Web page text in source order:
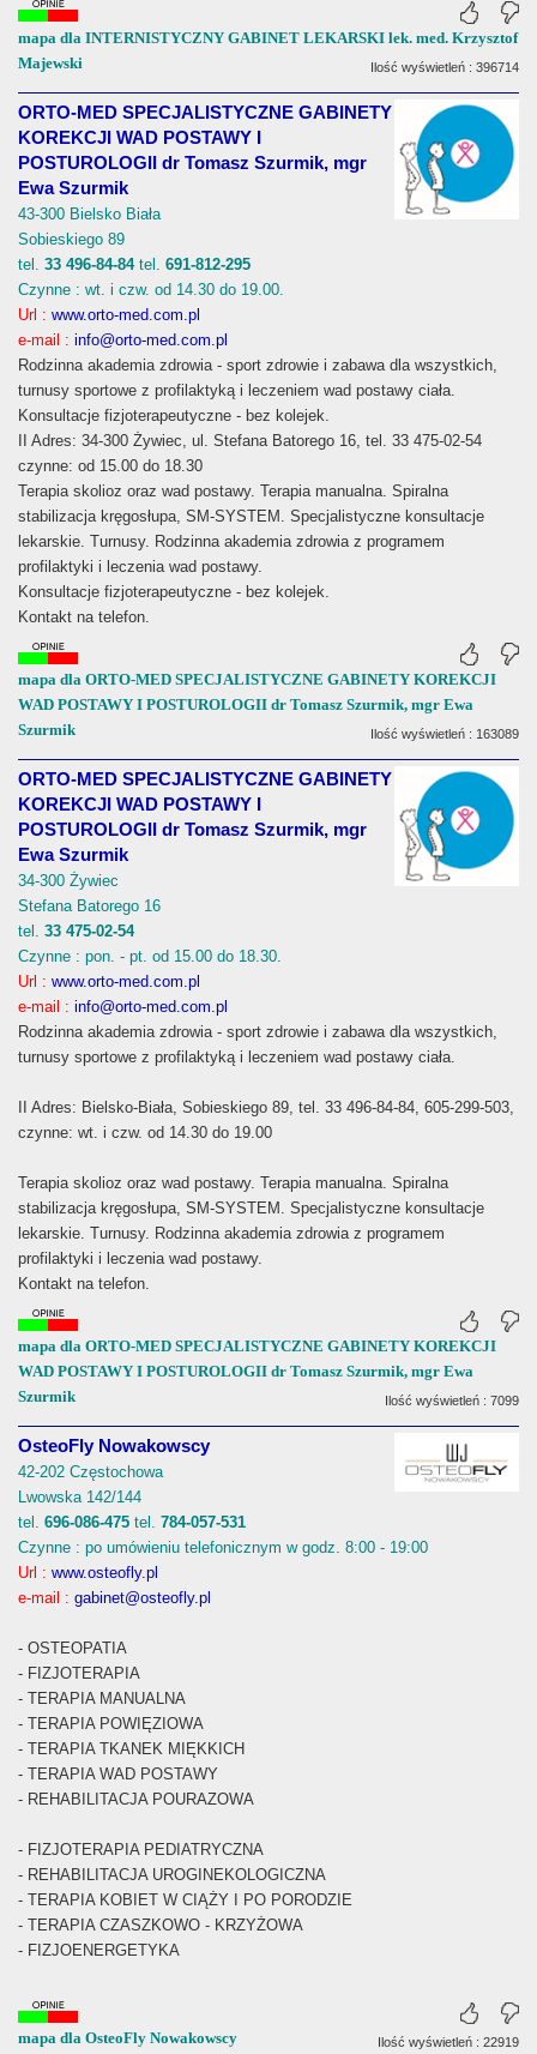
mapa dla INTERNISTYCZNY GABINET LEKARSKI lek. med. Krzysztof
Majewski
Ilość wyświetleń : 396714
ORTO-MED SPECJALISTYCZNE GABINETY
KOREKCJI WAD POSTAWY I
POSTUROLOGII dr Tomasz Szurmik, mgr
Ewa Szurmik
43-300 Bielsko Biała
Sobieskiego 89
tel. 33 496-84-84 tel. 691-812-295
Czynne : wt. i czw. od 14.30 do 19.00.
Url : www.orto-med.com.pl
e-mail : info@orto-med.com.pl
Rodzinna akademia zdrowia - sport zdrowie i zabawa dla wszystkich,
turnusy sportowe z profilaktyką i leczeniem wad postawy ciała.
Konsultacje fizjoterapeutyczne - bez kolejek.
II Adres: 34-300 Żywiec, ul. Stefana Batorego 16, tel. 33 475-02-54
czynne: od 15.00 do 18.30
Terapia skolioz oraz wad postawy. Terapia manualna. Spiralna
stabilizacja kręgosłupa, SM-SYSTEM. Specjalistyczne konsultacje
lekarskie. Turnusy. Rodzinna akademia zdrowia z programem
profilaktyki i leczenia wad postawy.
Konsultacje fizjoterapeutyczne - bez kolejek.
Kontakt na telefon.
mapa dla ORTO-MED SPECJALISTYCZNE GABINETY KOREKCJI
WAD POSTAWY I POSTUROLOGII dr Tomasz Szurmik, mgr Ewa
Szurmik
Ilość wyświetleń : 163089
ORTO-MED SPECJALISTYCZNE GABINETY
KOREKCJI WAD POSTAWY I
POSTUROLOGII dr Tomasz Szurmik, mgr
Ewa Szurmik
34-300 Żywiec
Stefana Batorego 16
tel. 33 475-02-54
Czynne : pon. - pt. od 15.00 do 18.30.
Url : www.orto-med.com.pl
e-mail : info@orto-med.com.pl
Rodzinna akademia zdrowia - sport zdrowie i zabawa dla wszystkich,
turnusy sportowe z profilaktyką i leczeniem wad postawy ciała.
II Adres: Bielsko-Biała, Sobieskiego 89, tel. 33 496-84-84, 605-299-503,
czynne: wt. i czw. od 14.30 do 19.00
Terapia skolioz oraz wad postawy. Terapia manualna. Spiralna
stabilizacja kręgosłupa, SM-SYSTEM. Specjalistyczne konsultacje
lekarskie. Turnusy. Rodzinna akademia zdrowia z programem
profilaktyki i leczenia wad postawy.
Kontakt na telefon.
mapa dla ORTO-MED SPECJALISTYCZNE GABINETY KOREKCJI
WAD POSTAWY I POSTUROLOGII dr Tomasz Szurmik, mgr Ewa
Szurmik
Ilość wyświetleń : 7099
OsteoFly Nowakowscy
42-202 Częstochowa
Lwowska 142/144
tel. 696-086-475 tel. 784-057-531
Czynne : po umówieniu telefonicznym w godz. 8:00 - 19:00
Url : www.osteofly.pl
e-mail : gabinet@osteofly.pl
- OSTEOPATIA
- FIZJOTERAPIA
- TERAPIA MANUALNA
- TERAPIA POWIĘZIOWA
- TERAPIA TKANEK MIĘKKICH
- TERAPIA WAD POSTAWY
- REHABILITACJA POURAZOWA
- FIZJOTERAPIA PEDIATRYCZNA
- REHABILITACJA UROGINEKOLOGICZNA
- TERAPIA KOBIET W CIĄŻY I PO PORODZIE
- TERAPIA CZASZKOWO - KRZYŻOWA
- FIZJOENERGETYKA
mapa dla OsteoFly Nowakowscy Ilość wyświetleń : 22919